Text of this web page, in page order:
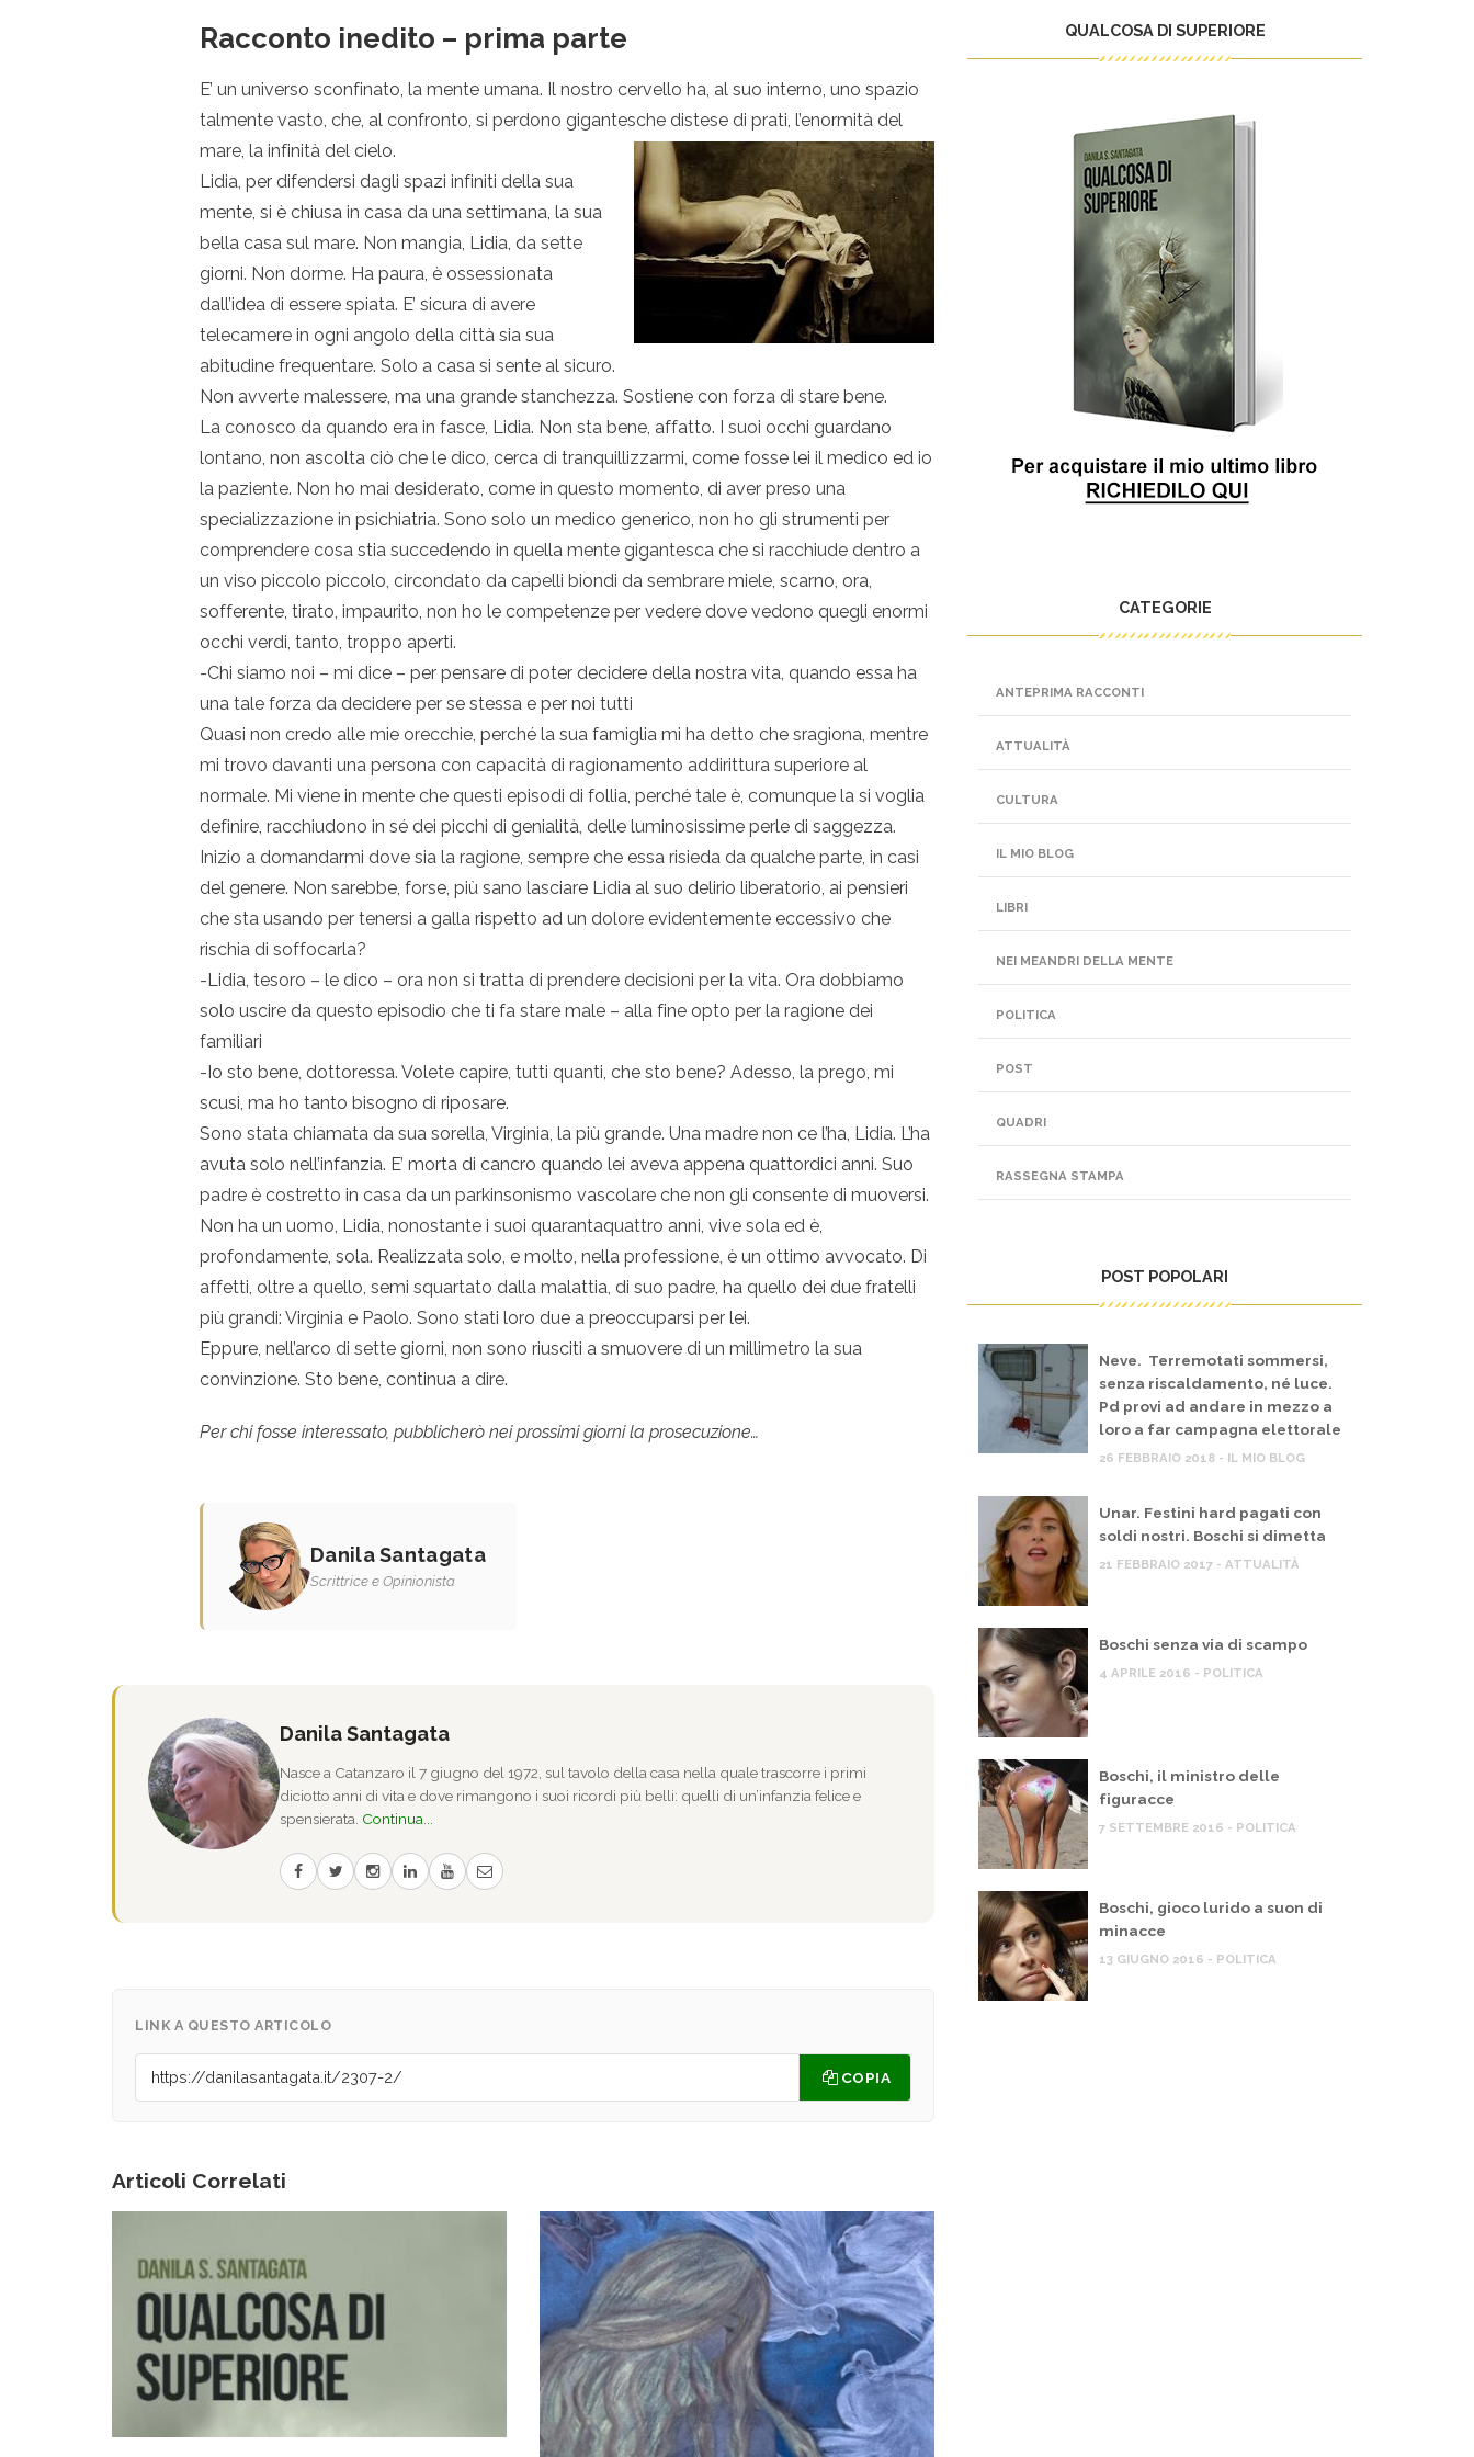
Racconto inedito – prima parte
E’ un universo sconfinato, la mente umana. Il nostro cervello ha, al suo interno, uno spazio
talmente vasto, che, al confronto, si perdono gigantesche distese di prati, l’enormità del
mare, la infinità del cielo.
Lidia, per difendersi dagli spazi infiniti della sua
mente, si è chiusa in casa da una settimana, la sua
bella casa sul mare. Non mangia, Lidia, da sette
giorni. Non dorme. Ha paura, è ossessionata
dall’idea di essere spiata. E’ sicura di avere
telecamere in ogni angolo della città sia sua
abitudine frequentare. Solo a casa si sente al sicuro.
Non avverte malessere, ma una grande stanchezza. Sostiene con forza di stare bene.
La conosco da quando era in fasce, Lidia. Non sta bene, affatto. I suoi occhi guardano
lontano, non ascolta ciò che le dico, cerca di tranquillizzarmi, come fosse lei il medico ed io
la paziente. Non ho mai desiderato, come in questo momento, di aver preso una
specializzazione in psichiatria. Sono solo un medico generico, non ho gli strumenti per
comprendere cosa stia succedendo in quella mente gigantesca che si racchiude dentro a
un viso piccolo piccolo, circondato da capelli biondi da sembrare miele, scarno, ora,
sofferente, tirato, impaurito, non ho le competenze per vedere dove vedono quegli enormi
occhi verdi, tanto, troppo aperti.
-Chi siamo noi – mi dice – per pensare di poter decidere della nostra vita, quando essa ha
una tale forza da decidere per se stessa e per noi tutti
Quasi non credo alle mie orecchie, perché la sua famiglia mi ha detto che sragiona, mentre
mi trovo davanti una persona con capacità di ragionamento addirittura superiore al
normale. Mi viene in mente che questi episodi di follia, perché tale è, comunque la si voglia
definire, racchiudono in sé dei picchi di genialità, delle luminosissime perle di saggezza.
Inizio a domandarmi dove sia la ragione, sempre che essa risieda da qualche parte, in casi
del genere. Non sarebbe, forse, più sano lasciare Lidia al suo delirio liberatorio, ai pensieri
che sta usando per tenersi a galla rispetto ad un dolore evidentemente eccessivo che
rischia di soffocarla?
-Lidia, tesoro – le dico – ora non si tratta di prendere decisioni per la vita. Ora dobbiamo
solo uscire da questo episodio che ti fa stare male – alla fine opto per la ragione dei
familiari
-Io sto bene, dottoressa. Volete capire, tutti quanti, che sto bene? Adesso, la prego, mi
scusi, ma ho tanto bisogno di riposare.
Sono stata chiamata da sua sorella, Virginia, la più grande. Una madre non ce l’ha, Lidia. L’ha
avuta solo nell’infanzia. E’ morta di cancro quando lei aveva appena quattordici anni. Suo
padre è costretto in casa da un parkinsonismo vascolare che non gli consente di muoversi.
Non ha un uomo, Lidia, nonostante i suoi quarantaquattro anni, vive sola ed è,
profondamente, sola. Realizzata solo, e molto, nella professione, è un ottimo avvocato. Di
affetti, oltre a quello, semi squartato dalla malattia, di suo padre, ha quello dei due fratelli
più grandi: Virginia e Paolo. Sono stati loro due a preoccuparsi per lei.
Eppure, nell’arco di sette giorni, non sono riusciti a smuovere di un millimetro la sua
convinzione. Sto bene, continua a dire.
Per chi fosse interessato, pubblicherò nei prossimi giorni la prosecuzione…
Danila Santagata
Scrittrice e Opinionista
Danila Santagata
Nasce a Catanzaro il 7 giugno del 1972, sul tavolo della casa nella quale trascorre i primi
diciotto anni di vita e dove rimangono i suoi ricordi più belli: quelli di un’infanzia felice e
spensierata. Continua...
LINK A QUESTO ARTICOLO
COPIA
Articoli Correlati
QUALCOSA DI SUPERIORE
CATEGORIE
ANTEPRIMA RACCONTI
ATTUALITÀ
CULTURA
IL MIO BLOG
LIBRI
NEI MEANDRI DELLA MENTE
POLITICA
POST
QUADRI
RASSEGNA STAMPA
POST POPOLARI
Neve. Terremotati sommersi,
senza riscaldamento, né luce.
Pd provi ad andare in mezzo a
loro a far campagna elettorale
26 FEBBRAIO 2018 - IL MIO BLOG
Unar. Festini hard pagati con
soldi nostri. Boschi si dimetta
21 FEBBRAIO 2017 - ATTUALITÀ
Boschi senza via di scampo
4 APRILE 2016 - POLITICA
Boschi, il ministro delle
figuracce
7 SETTEMBRE 2016 - POLITICA
Boschi, gioco lurido a suon di
minacce
13 GIUGNO 2016 - POLITICA